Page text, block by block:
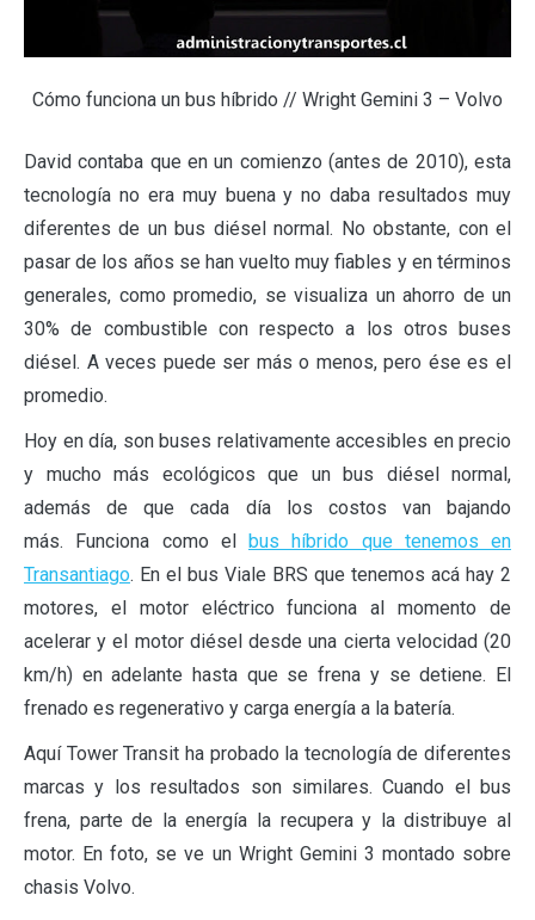
Cómo funciona un bus híbrido // Wright Gemini 3 – Volvo
David contaba que en un comienzo (antes de 2010), esta
tecnología no era muy buena y no daba resultados muy
diferentes de un bus diésel normal. No obstante, con el
pasar de los años se han vuelto muy fiables y en términos
generales, como promedio, se visualiza un ahorro de un
30% de combustible con respecto a los otros buses
diésel. A veces puede ser más o menos, pero ése es el
promedio.
Hoy en día, son buses relativamente accesibles en precio
y mucho más ecológicos que un bus diésel normal,
además de que cada día los costos van bajando
más. Funciona como el bus híbrido que tenemos en
Transantiago. En el bus Viale BRS que tenemos acá hay 2
motores, el motor eléctrico funciona al momento de
acelerar y el motor diésel desde una cierta velocidad (20
km/h) en adelante hasta que se frena y se detiene. El
frenado es regenerativo y carga energía a la batería.
Aquí Tower Transit ha probado la tecnología de diferentes
marcas y los resultados son similares. Cuando el bus
frena, parte de la energía la recupera y la distribuye al
motor. En foto, se ve un Wright Gemini 3 montado sobre
chasis Volvo.